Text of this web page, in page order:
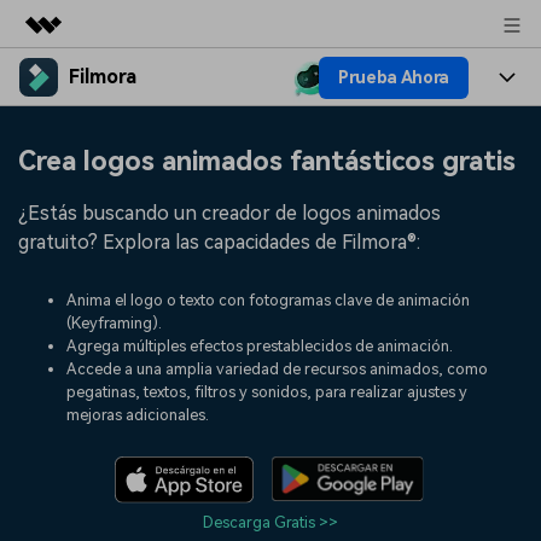
Productos destacados
Utilidades
Soluciones
Sala de prensa
Tienda
Soporte
Filmora Prueba Ahora
Características
Video e imagen
Audio
Texto
Soluciones
Filmora para
Creación
Recursos
Ideas para editar
fundamentales de edición de
efecto especial
Ayuda
Contáctanos Empresas
sencilla para empresas
Precios Iniciar sesión
Crea logos animados fantásticos gratis
¿Estás buscando un creador de logos animados
gratuito? Explora las capacidades de Filmora®:
Anima el logo o texto con fotogramas clave de animación
(Keyframing).
Agrega múltiples efectos prestablecidos de animación.
Accede a una amplia variedad de recursos animados, como
pegatinas, textos, filtros y sonidos, para realizar ajustes y
mejoras adicionales.
Descarga Gratis >>